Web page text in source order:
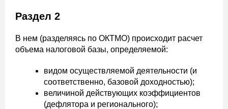
Раздел 2
В нем (разделяясь по ОКТМО) происходит расчет
объема налоговой базы, определяемой:
видом осуществляемой деятельности (и
соответственно, базовой доходностью);
величиной действующих коэффициентов
(дефлятора и регионального);